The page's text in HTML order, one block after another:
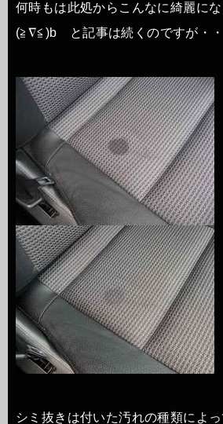
何時もは此処からこんなに綺麗にな
(≧∇≦)b と記事は続くのですが・・
シミ抜きは付いた汚れの種類によ